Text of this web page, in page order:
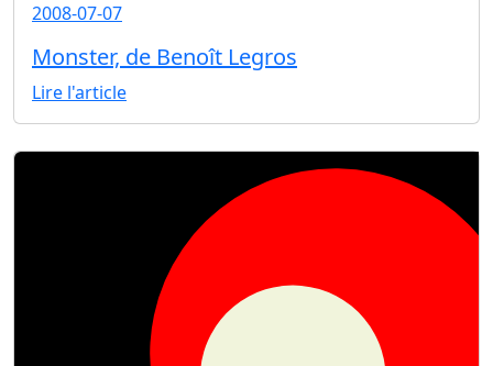
2008-07-07
Monster, de Benoît Legros
Lire l'article